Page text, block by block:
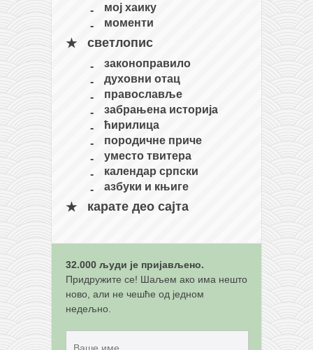
темашивари
кобудо
нунчаку
тимбеи рочин
програм
чланарина
контакт
бесплатна е-књига
термини тренинга
мој хаику
моменти
светлопис
законоправило
духовни отац
православље
забрањена историја
ћирилица
породичне приче
уместо твитера
календар српски
азбуки и књиге
карате део сајта
32.000 људи је пријављено.
Придружите се! Шаљем ако има нешто
ново, али не чешће од једном
недељно.